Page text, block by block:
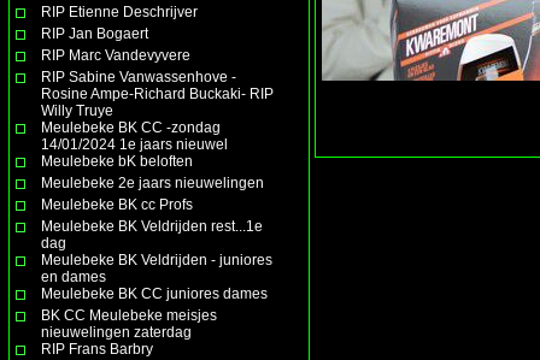
RIP Etienne Deschrijver
RIP Jan Bogaert
RIP Marc Vandevyvere
RIP Sabine Vanwassenhove -
Rosine Ampe-Richard Buckaki- RIP
Willy Truye
Meulebeke BK CC -zondag
14/01/2024 1e jaars nieuwel
Meulebeke bK beloften
Meulebeke 2e jaars nieuwelingen
Meulebeke BK cc Profs
Meulebeke BK Veldrijden rest...1e
dag
Meulebeke BK Veldrijden - juniores
en dames
Meulebeke BK CC juniores dames
BK CC Meulebeke meisjes
nieuwelingen zaterdag
RIP Frans Barbry